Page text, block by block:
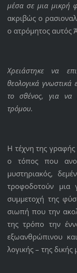
μέσα σε μια μικρή
ακριβώς ο
ο ατρόμητος αυτός
Χρειάστηκε να
θεολογικά
το σθένος, για
τρόμου.
Η τέχνη της
ο τόπος που
μυστηριακός,
τροφοδοτούν μια
συμμετοχή της
σιωπή που την
της τρόπο την
εξωανθρώπινου
λογικής – της